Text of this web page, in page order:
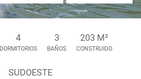
4
DORMITORIOS
3
BAÑOS
203 M²
CONSTRUIDO
SUDOESTE